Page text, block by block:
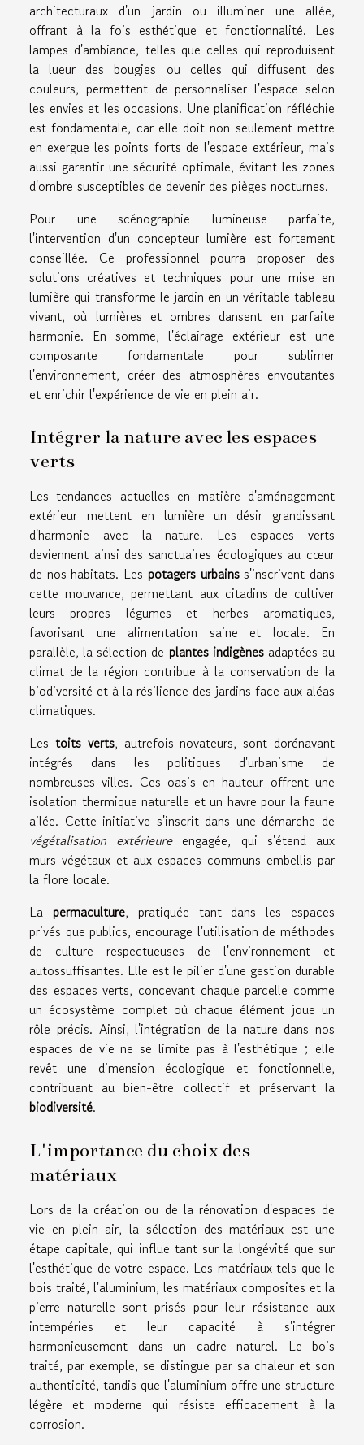
architecturaux d'un jardin ou illuminer une allée,
offrant à la fois esthétique et fonctionnalité. Les
lampes d'ambiance, telles que celles qui reproduisent
la lueur des bougies ou celles qui diffusent des
couleurs, permettent de personnaliser l'espace selon
les envies et les occasions. Une planification réfléchie
est fondamentale, car elle doit non seulement mettre
en exergue les points forts de l'espace extérieur, mais
aussi garantir une sécurité optimale, évitant les zones
d'ombre susceptibles de devenir des pièges nocturnes.
Pour une scénographie lumineuse parfaite,
l'intervention d'un concepteur lumière est fortement
conseillée. Ce professionnel pourra proposer des
solutions créatives et techniques pour une mise en
lumière qui transforme le jardin en un véritable tableau
vivant, où lumières et ombres dansent en parfaite
harmonie. En somme, l'éclairage extérieur est une
composante fondamentale pour sublimer
l'environnement, créer des atmosphères envoutantes
et enrichir l'expérience de vie en plein air.
Intégrer la nature avec les espaces
verts
Les tendances actuelles en matière d'aménagement
extérieur mettent en lumière un désir grandissant
d'harmonie avec la nature. Les espaces verts
deviennent ainsi des sanctuaires écologiques au cœur
de nos habitats. Les potagers urbainss'inscrivent dans
cette mouvance, permettant aux citadins de cultiver
leurs propres légumes et herbes aromatiques,
favorisant une alimentation saine et locale. En
parallèle, la sélection de plantes indigènesadaptées au
climat de la région contribue à la conservation de la
biodiversité et à la résilience des jardins face aux aléas
climatiques.
Les toits verts, autrefois novateurs, sont dorénavant
intégrés dans les politiques d'urbanisme de
nombreuses villes. Ces oasis en hauteur offrent une
isolation thermique naturelle et un havre pour la faune
ailée. Cette initiative s'inscrit dans une démarche de
végétalisation extérieureengagée, qui s'étend aux
murs végétaux et aux espaces communs embellis par
la flore locale.
La permaculture, pratiquée tant dans les espaces
privés que publics, encourage l'utilisation de méthodes
de culture respectueuses de l'environnement et
autossuffisantes. Elle est le pilier d'une gestion durable
des espaces verts, concevant chaque parcelle comme
un écosystème complet où chaque élément joue un
rôle précis. Ainsi, l'intégration de la nature dans nos
espaces de vie ne se limite pas à l'esthétique ; elle
revêt une dimension écologique et fonctionnelle,
contribuant au bien-être collectif et préservant la
biodiversité.
L'importance du choix des
matériaux
Lors de la création ou de la rénovation d'espaces de
vie en plein air, la sélection des matériaux est une
étape capitale, qui influe tant sur la longévité que sur
l'esthétique de votre espace. Les matériaux tels que le
bois traité, l'aluminium, les matériaux composites et la
pierre naturelle sont prisés pour leur résistance aux
intempéries et leur capacité à s'intégrer
harmonieusement dans un cadre naturel. Le bois
traité, par exemple, se distingue par sa chaleur et son
authenticité, tandis que l'aluminium offre une structure
légère et moderne qui résiste efficacement à la
corrosion.